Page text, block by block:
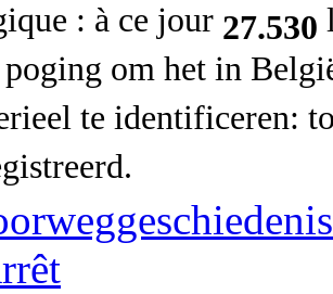
: à ce jour 27.530
om het in
te identificeren: